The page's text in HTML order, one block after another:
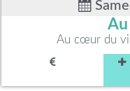
Au cœur du